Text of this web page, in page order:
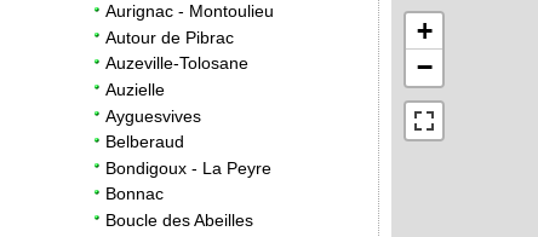
Aurignac - Montoulieu
Autour de Pibrac
Auzeville-Tolosane
Auzielle
Ayguesvives
Belberaud
Bondigoux - La Peyre
Bonnac
Boucle des Abeilles
+
−